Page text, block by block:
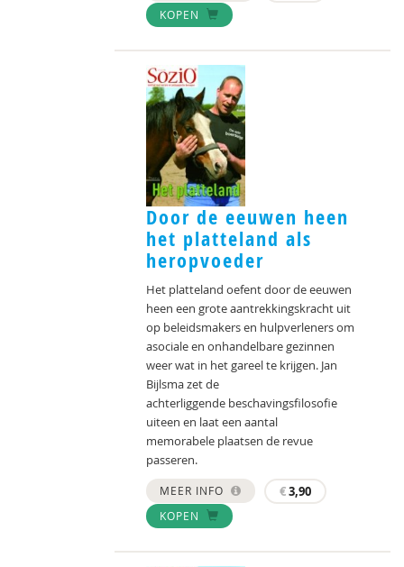
KOPEN
Door de eeuwen heen
het platteland als
heropvoeder
Het platteland oefent door de eeuwen
heen een grote aantrekkingskracht uit
op beleidsmakers en hulpverleners om
asociale en onhandelbare gezinnen
weer wat in het gareel te krijgen. Jan
Bijlsma zet de
achterliggende beschavingsfilosofie
uiteen en laat een aantal
memorabele plaatsen de revue
passeren.
MEER INFO €3,90
KOPEN